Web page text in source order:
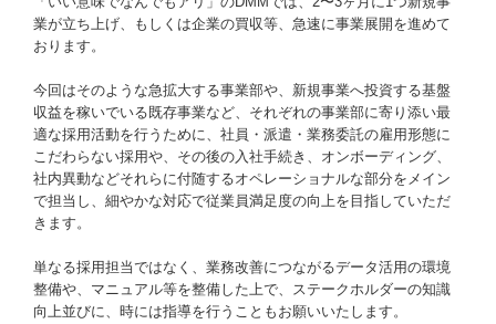
業が立ち上げ、もしくは企業の買収等、急速に事業展開を進めて
おります。
今回はそのような急拡大する事業部や、新規事業へ投資する基盤
収益を稼いでいる既存事業など、それぞれの事業部に寄り添い最
適な採用活動を行うために、社員・派遣・業務委託の雇用形態に
こだわらない採用や、その後の入社手続き、オンボーディング、
社内異動などそれらに付随するオペレーショナルな部分をメイン
で担当し、細やかな対応で従業員満足度の向上を目指していただ
きます。
単なる採用担当ではなく、業務改善につながるデータ活用の環境
整備や、マニュアル等を整備した上で、ステークホルダーの知識
向上並びに、時には指導を行うこともお願いいたします。